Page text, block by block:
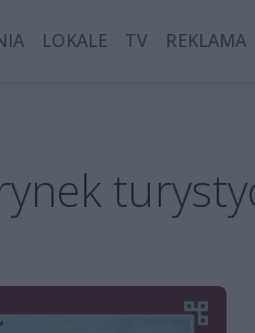
LOKALE TV REKLAMA